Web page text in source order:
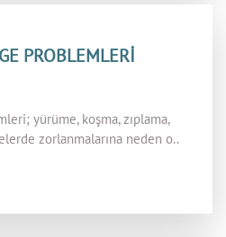
PROBLEMLERİ
yürüme, koşma, zıplama,
zorlanmalarına neden o..